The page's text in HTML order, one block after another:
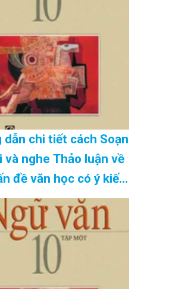
dẫn chi tiết cách Soạn
và nghe Thảo luận về
đề văn học có ý kiến
SGK Ngữ Văn 10
nối tri thức – đầy
Cập Nhật 08/2026